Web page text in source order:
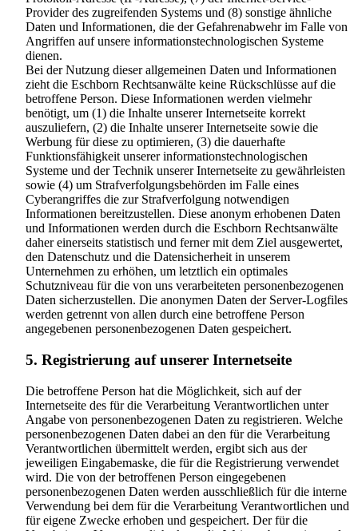
Provider des zugreifenden Systems und (8) sonstige ähnliche
Daten und Informationen, die der Gefahrenabwehr im Falle von
Angriffen auf unsere informationstechnologischen Systeme
dienen.
Bei der Nutzung dieser allgemeinen Daten und Informationen
zieht die Eschborn Rechtsanwälte keine Rückschlüsse auf die
betroffene Person. Diese Informationen werden vielmehr
benötigt, um (1) die Inhalte unserer Internetseite korrekt
auszuliefern, (2) die Inhalte unserer Internetseite sowie die
Werbung für diese zu optimieren, (3) die dauerhafte
Funktionsfähigkeit unserer informationstechnologischen
Systeme und der Technik unserer Internetseite zu gewährleisten
sowie (4) um Strafverfolgungsbehörden im Falle eines
Cyberangriffes die zur Strafverfolgung notwendigen
Informationen bereitzustellen. Diese anonym erhobenen Daten
und Informationen werden durch die Eschborn Rechtsanwälte
daher einerseits statistisch und ferner mit dem Ziel ausgewertet,
den Datenschutz und die Datensicherheit in unserem
Unternehmen zu erhöhen, um letztlich ein optimales
Schutzniveau für die von uns verarbeiteten personenbezogenen
Daten sicherzustellen. Die anonymen Daten der Server-Logfiles
werden getrennt von allen durch eine betroffene Person
angegebenen personenbezogenen Daten gespeichert.
5. Registrierung auf unserer Internetseite
Die betroffene Person hat die Möglichkeit, sich auf der
Internetseite des für die Verarbeitung Verantwortlichen unter
Angabe von personenbezogenen Daten zu registrieren. Welche
personenbezogenen Daten dabei an den für die Verarbeitung
Verantwortlichen übermittelt werden, ergibt sich aus der
jeweiligen Eingabemaske, die für die Registrierung verwendet
wird. Die von der betroffenen Person eingegebenen
personenbezogenen Daten werden ausschließlich für die interne
Verwendung bei dem für die Verarbeitung Verantwortlichen und
für eigene Zwecke erhoben und gespeichert. Der für die